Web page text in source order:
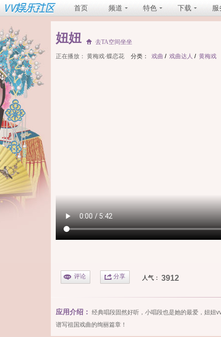
首页 频道 特色 下载 服
妞妞 去TA空间坐坐
正在播放： 黄梅戏·蝶恋花 分类： 戏曲 / 戏曲达人 / 黄梅戏
评论 分享 人气： 3912
应用介绍： 经典唱段固然好听，小唱段也是她的最爱，妞妞
谱写祖国戏曲的绚丽篇章！